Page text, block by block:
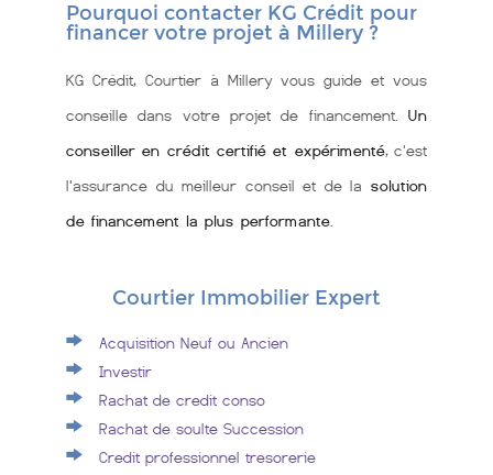
Pourquoi contacter KG Crédit pour
financer votre projet à Millery ?
KG Crédit, Courtier à Millery vous guide et vous
conseille dans votre projet de financement. Un
conseiller en crédit certifié et expérimenté, c'est
l'assurance du meilleur conseil et de la solution
de financement la plus performante
Courtier Immobilier Expert
Acquisition Neuf ou Ancien
Investir
Rachat de credit conso
Rachat de soulte Succession
Credit professionnel tresorerie